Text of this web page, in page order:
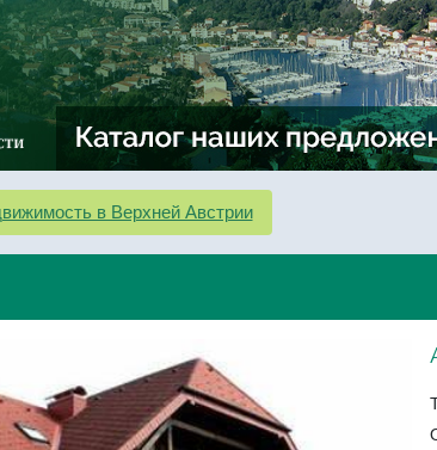
в Верхней Австрии